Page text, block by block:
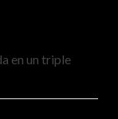
en un triple